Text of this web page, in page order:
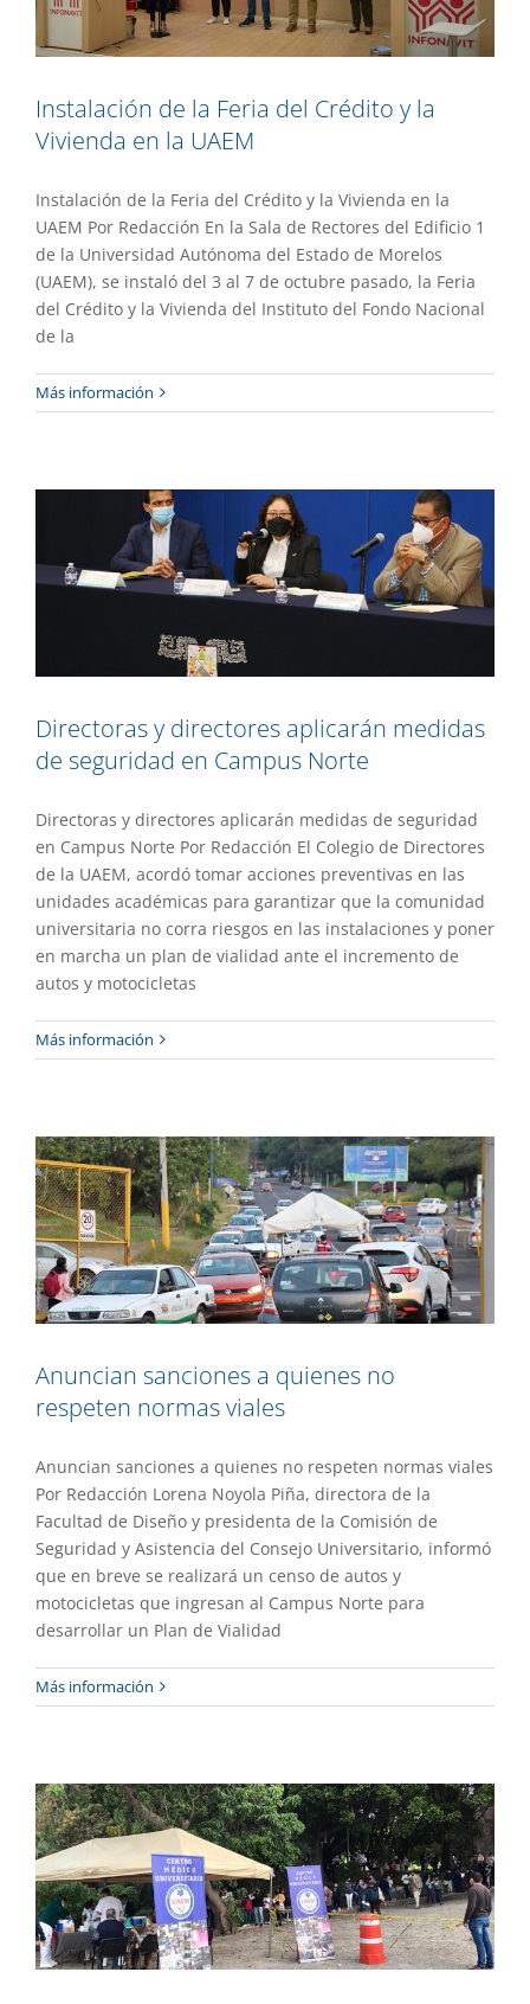
Instalación de la Feria del Crédito y la
Vivienda en la UAEM
Instalación de la Feria del Crédito y la Vivienda en la
UAEM Por Redacción En la Sala de Rectores del Edificio 1
de la Universidad Autónoma del Estado de Morelos
(UAEM), se instaló del 3 al 7 de octubre pasado, la Feria
del Crédito y la Vivienda del Instituto del Fondo Nacional
de la
Más información
Directoras y directores aplicarán
medidas de seguridad en Campus
Directoras y directores aplicarán medidas
de seguridad en Campus Norte
Directoras y directores aplicarán medidas de seguridad
en Campus Norte Por Redacción El Colegio de Directores
de la UAEM, acordó tomar acciones preventivas en las
unidades académicas para garantizar que la comunidad
universitaria no corra riesgos en las instalaciones y poner
en marcha un plan de vialidad ante el incremento de
autos y motocicletas
Más informaciónAnuncian sanciones a quienes no
Anuncian sanciones a quienes no
respeten normas viales
Anuncian sanciones a quienes no respeten normas viales
Por Redacción Lorena Noyola Piña, directora de la
Facultad de Diseño y presidenta de la Comisión de
Seguridad y Asistencia del Consejo Universitario, informó
que en breve se realizará un censo de autos y
motocicletas que ingresan al Campus Norte para
desarrollar un Plan de Vialidad
Más información
De nueva cuenta participa la UAEM en